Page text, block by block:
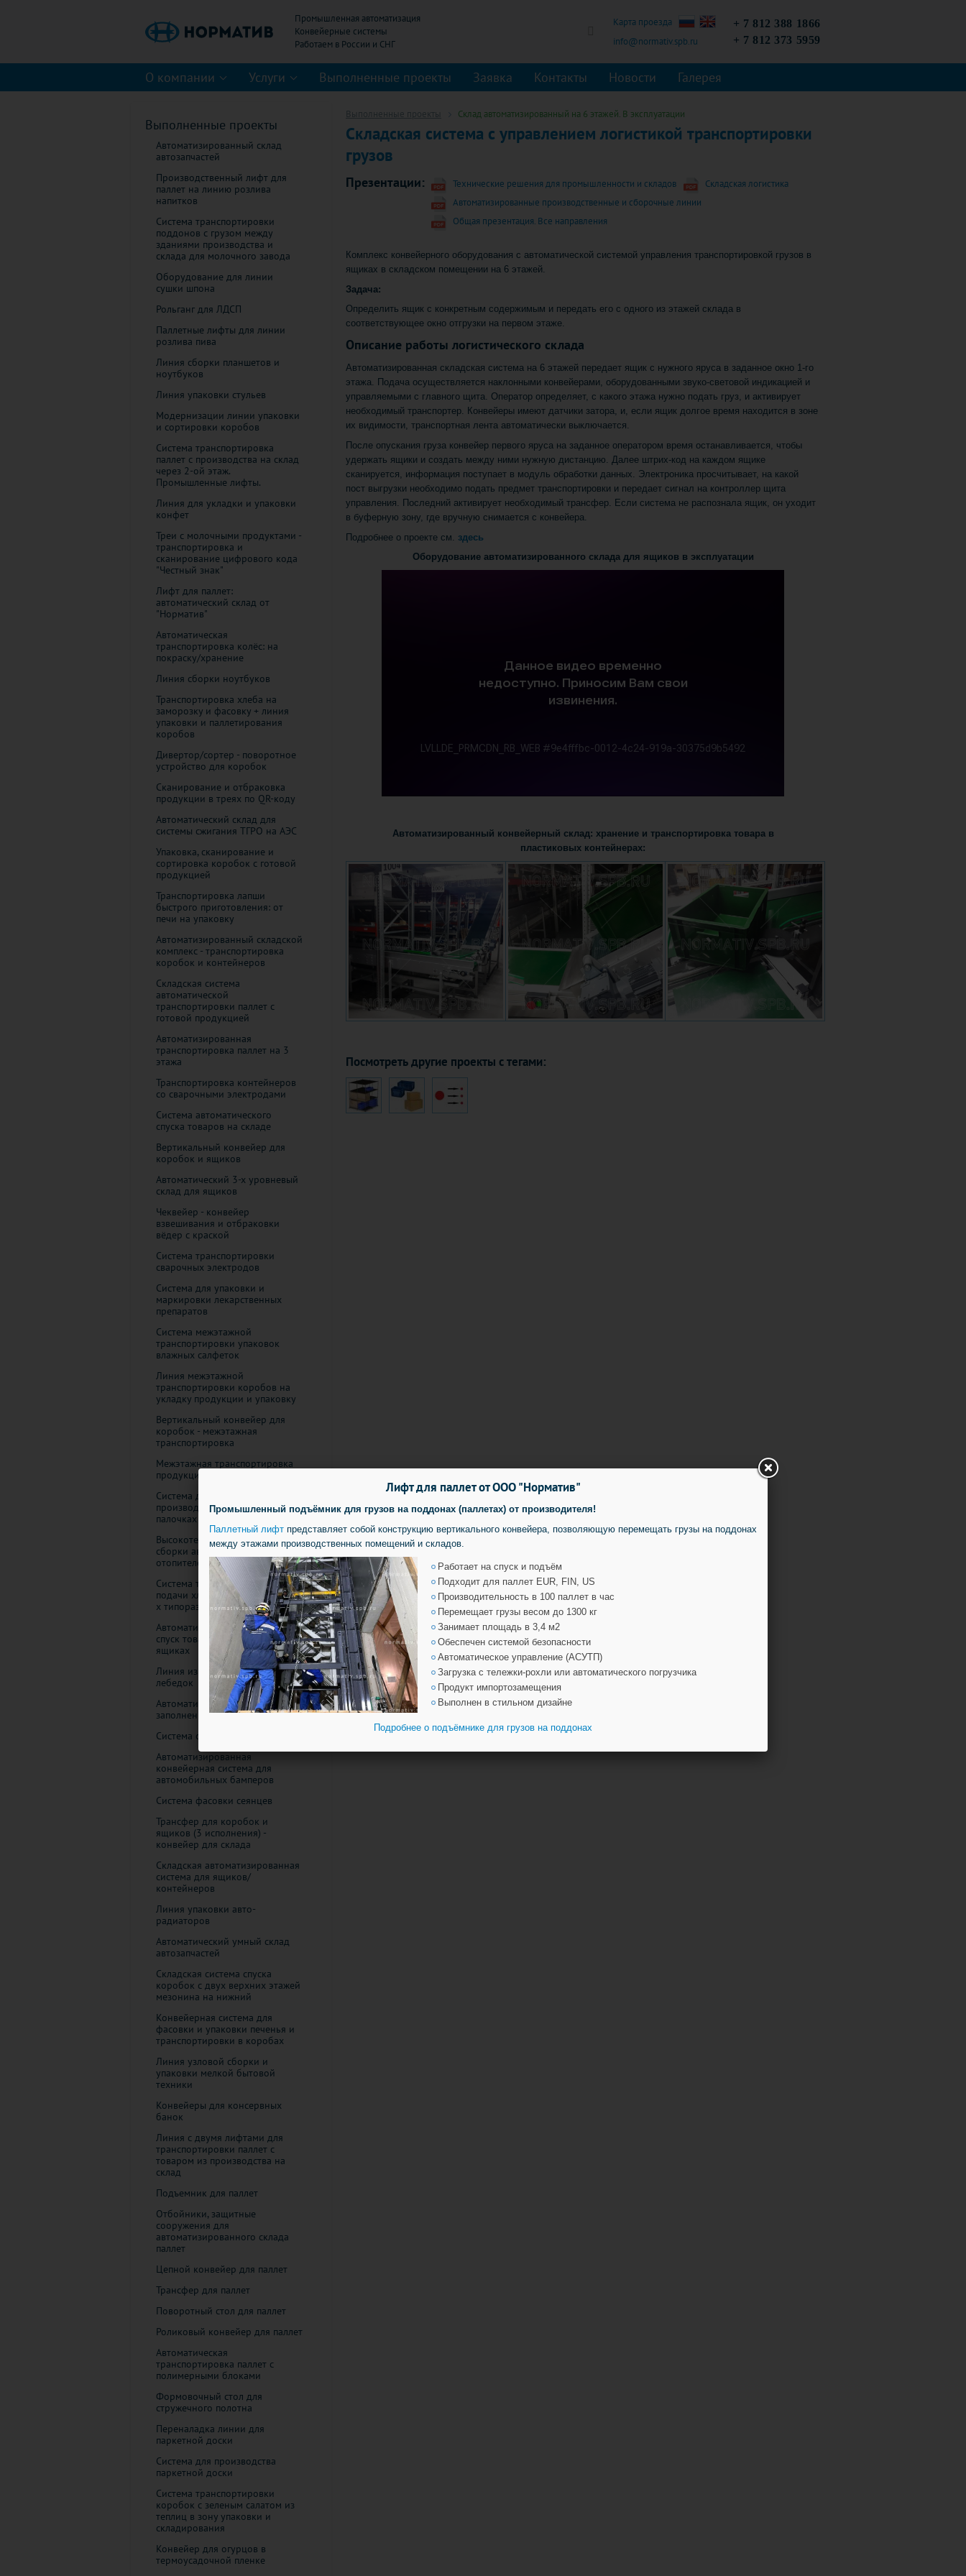
Промышленная автоматизация
Конвейерные системы
Карта проезда
info@normativ.spb.ru
+ 7 812 388 1866
+ 7 812 373 5959
О компании Услуги Выполненные проекты Заявка Контакты Новости Галерея
Выполненные проекты
Автоматизированный склад
автозапчастей
Производственный лифт для
паллет на линию розлива
напитков
Система транспортировки
поддонов с грузом между
зданиями производства и
склада для молочного завода
Оборудование для линии
сушки шпона
Рольганг для ЛДСП
Паллетные лифты для линии
розлива пива
Линия сборки планшетов и
ноутбуков
Линия упаковки стульев
Модернизации линии упаковки
и сортировки коробов
Система транспортировка
паллет с производства на склад
через 2-ой этаж.
Промышленные лифты.
Линия для укладки и упаковки
конфет
Треи с молочными продуктами -
транспортировка и
сканирование цифрового кода
"Честный знак"
Лифт для паллет:
автоматический склад от
"Норматив"
Автоматическая
транспортировка колёс: на
покраску/хранение
Линия сборки ноутбуков
Транспортировка хлеба на
заморозку и фасовку + линия
упаковки и паллетирования
коробов
Дивертор/сортер - поворотное
устройство для коробок
Cканирование и отбраковка
продукции в треях по QR-коду
Автоматический склад для
системы сжигания ТГРО на АЭС
Упаковка, сканирование и
сортировка коробок с готовой
продукцией
Транспортировка лапши
быстрого приготовления: от
печи на упаковку
Автоматизированный складской
комплекс - транспортировка
коробок и контейнеров
Складская система
автоматической
транспортировки паллет с
готовой продукцией
Автоматизированная
транспортировка паллет на 3
этажа
Транспортировка контейнеров
со сварочными электродами
Система автоматического
спуска товаров на складе
Вертикальный конвейер для
коробок и ящиков
Автоматический 3-х уровневый
склад для ящиков
Чеквейер - конвейер
взвешивания и отбраковки
вёдер с краской
Система транспортировки
сварочных электродов
Система для упаковки и
маркировки лекарственных
препаратов
Система межэтажной
транспортировки упаковок
влажных салфеток
Линия межэтажной
транспортировки коробов на
укладку продукции и упаковку
Вертикальный конвейер для
коробок - межэтажная
транспортировка
Межэтажная транспортировка
продукции на молочном заводе
Система для линии
производства карамели на
палочках
Высокотехнологичная линия
сборки автомобильных
отопителей
Система транспортировки и
подачи хлебопекарных форм 2-
х типоразмеров
Автоматизированный склад:
спуск товара в пластиковых
ящиках
Линия изготовления лифтовых
лебедок
Автоматическая система
заполнения аптечки
Система сборки холодильников
Автоматизированная
конвейерная система для
автомобильных бамперов
Система фасовки сеянцев
Трансфер для коробок и
ящиков (3 исполнения) -
конвейер для склада
Складская автоматизированная
система для ящиков/
контейнеров
Линия упаковки авто-
радиаторов
Автоматический умный склад
автозапчастей
Складская система спуска
коробок с двух верхних этажей
мезонина на нижний
Конвейерная система для
фасовки и упаковки печенья и
транспортировки в коробах
Линия узловой сборки и
упаковки мелкой бытовой
техники
Конвейеры для консервных
банок
Линия с двумя лифтами для
транспортировки паллет с
товаром из производства на
склад
Подъемник для паллет
Отбойники, защитные
сооружения для
автоматизированного склада
паллет
Цепной конвейер для паллет
Трансфер для паллет
Поворотный стол для паллет
Роликовый конвейер для паллет
Автоматическая
транспортировка паллет с
полимерными блоками
Формовочный стол для
стружечного полотна
Переналадка линии для
паркетной доски
Система для производства
паркетной доски
Система транспортировки
коробок с зеленым салатом из
теплиц в зону упаковки и
складирования
Конвейер для огурцов в
термоусадочной пленке
Выполненные проекты Склад автоматизированный на 6 этажей. В эксплуатации
Складская система с управлением логистикой транспортировки
грузов
Презентации: Технические решения для промышленности и складов
Складская логистика
Автоматизированные производственные и сборочные линии
Общая презентация. Все направления
Комплекс конвейерного оборудования с автоматической системой управления транспортировкой грузов в
ящиках в складском помещении на 6 этажей.
Задача:
Определить ящик с конкретным содержимым и передать его с одного из этажей склада в
соответствующее окно отгрузки на первом этаже.
Описание работы логистического склада
Автоматизированная складская система на 6 этажей передает ящик с нужного яруса в заданное окно 1-го
этажа. Подача осуществляется наклонными конвейерами, оборудованными звуко-световой индикацией и
управляемыми с главного щита. Оператор определяет, с какого этажа нужно подать груз, и активирует
необходимый транспортер. Конвейеры имеют датчики затора, и, если ящик долгое время находится в зоне
их видимости, транспортная лента автоматически выключается.
После опускания груза конвейер первого яруса на заданное оператором время останавливается, чтобы
удержать ящики и создать между ними нужную дистанцию. Далее штрих-код на каждом ящике
сканируется, информация поступает в модуль обработки данных. Электроника просчитывает, на какой
пост выгрузки необходимо подать предмет транспортировки и передает сигнал на контроллер щита
управления. Последний активирует необходимый трансфер. Если система не распознала ящик, он уходит
в буферную зону, где вручную снимается с конвейера.
Подробнее о проекте см. здесь
Оборудование автоматизированного склада для ящиков в эксплуатации
Автоматизированный конвейерный склад: хранение и транспортировка товара в
пластиковых контейнерах:
Посмотреть другие проекты с тегами:
Лифт для паллет отООО "Норматив"
Промышленный подъёмник для грузов на поддонах (паллетах) от производителя!
Паллетный лифт представляет собой конструкцию вертикального конвейера, позволяющую перемещать грузы на поддонах
между этажами производственных помещений и складов.
Работает на спуск и подъём
Подходит для паллет EUR, FIN, US
Производительность в 100 паллет в час
Перемещает грузы весом до 1300 кг
Занимает площадь в 3,4 м2
Обеспечен системой безопасности
Автоматическое управление (АСУТП)
Загрузка с тележки-рохли или автоматического погрузчика
Продукт импортозамещения
Выполнен в стильном дизайне
Подробнее о подъёмнике для грузов на поддонах